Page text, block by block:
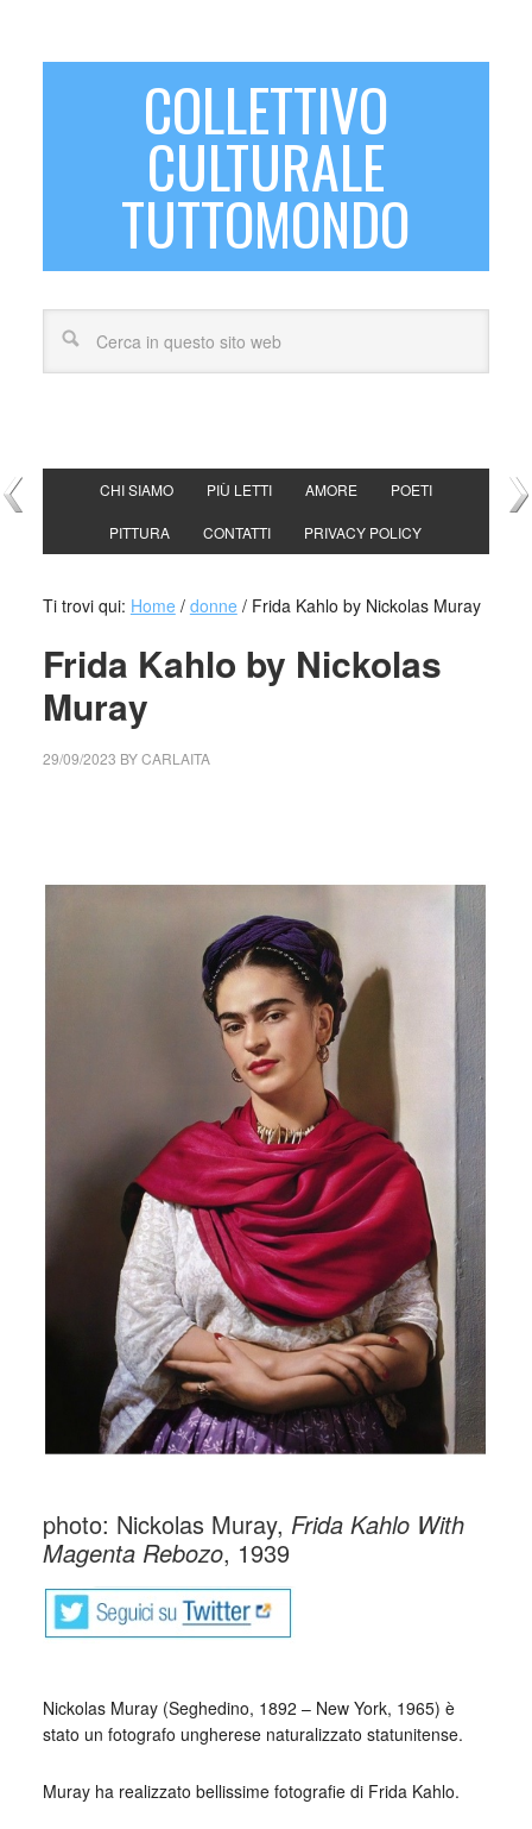
COLLETTIVO
CULTURALE
TUTTOMONDO
CHI SIAMO PIÙ LETTI AMORE POETI
PITTURA CONTATTI PRIVACY POLICY
Ti trovi qui: Home / donne /Frida Kahlo by Nickolas Muray
Frida Kahlo by Nickolas
Muray
29/09/2023 BYCARLAITA
photo: Nickolas Muray, Frida Kahlo With
Magenta Rebozo, 1939
Nickolas Muray (Seghedino, 1892 – New York, 1965) è
stato un fotografo ungherese naturalizzato statunitense.
Muray ha realizzato bellissime fotografie di Frida Kahlo.